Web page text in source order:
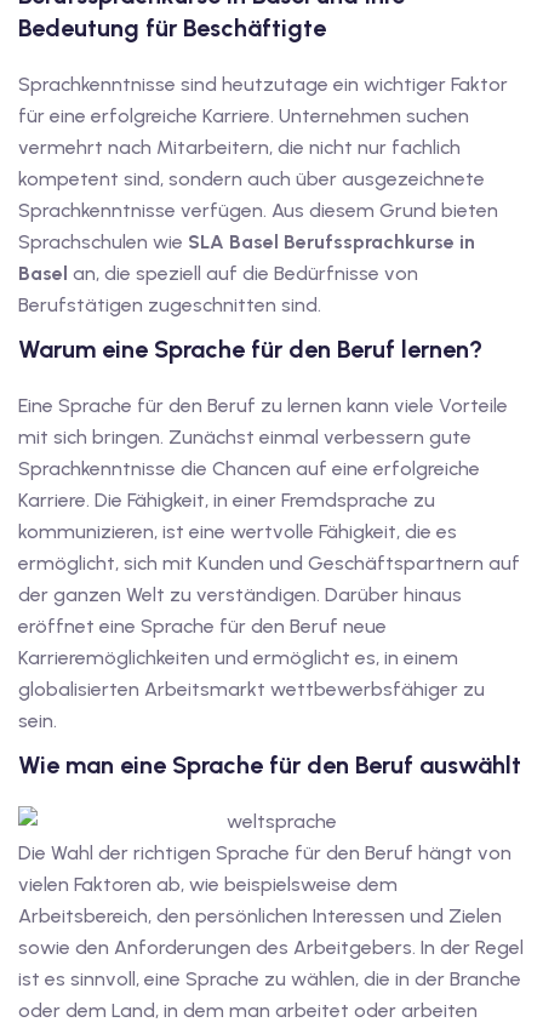
Deutsch C1
C1
Deutsch C1
C1
A1
Deutschkurse mit
Deutschkurse mit
mit Gutschein
mit
Deutschkurse mit
Bedeutung für Beschäftigte
Sprachkenntnisse sind heutzutage ein wichtiger Faktor
für eine erfolgreiche Karriere. Unternehmen suchen
vermehrt nach Mitarbeitern, die nicht nur fachlich
kompetent sind, sondern auch über ausgezeichnete
Sprachkenntnisse verfügen. Aus diesem Grund bieten
Sprachschulen wie SLA Basel Berufssprachkurse in
Basel an, die speziell auf die Bedürfnisse von
Berufstätigen zugeschnitten sind.
Warum eine Sprache für den Beruf lernen?
Eine Sprache für den Beruf zu lernen kann viele Vorteile
mit sich bringen. Zunächst einmal verbessern gute
Sprachkenntnisse die Chancen auf eine erfolgreiche
Karriere. Die Fähigkeit, in einer Fremdsprache zu
kommunizieren, ist eine wertvolle Fähigkeit, die es
ermöglicht, sich mit Kunden und Geschäftspartnern auf
der ganzen Welt zu verständigen. Darüber hinaus
eröffnet eine Sprache für den Beruf neue
Karrieremöglichkeiten und ermöglicht es, in einem
globalisierten Arbeitsmarkt wettbewerbsfähiger zu
sein.
Wie man eine Sprache für den Beruf auswählt
Die Wahl der richtigen Sprache für den Beruf hängt von
vielen Faktoren ab, wie beispielsweise dem
Arbeitsbereich, den persönlichen Interessen und Zielen
sowie den Anforderungen des Arbeitgebers. In der Regel
ist es sinnvoll, eine Sprache zu wählen, die in der Branche
oder dem Land, in dem man arbeitet oder arbeiten